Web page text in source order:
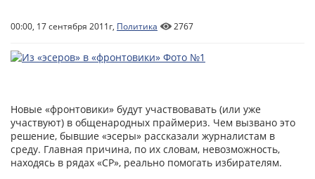
00:00, 17 сентября 2011г, Политика 2767
Новые «фронтовики» будут участвовавать (или уже
участвуют) в общенародных праймериз. Чем вызвано это
решение, бывшие «эсеры» рассказали журналистам в
среду. Главная причина, по их словам, невозможность,
находясь в рядах «СР», реально помогать избирателям.